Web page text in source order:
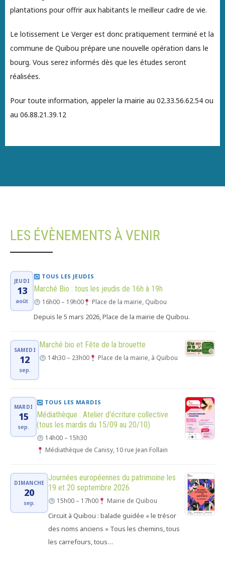
plantations pour offrir aux habitants le meilleur cadre de vie.
Le lotissement Le Verger est donc pratiquement terminé et la
commune de Quibou prépare une nouvelle opération dans le
bourg. Vous serez informés dès que les études seront
réalisées.
Pour toute information, appeler la mairie au 02.33.56.62.54 ou
au 06.88.21.39.12
LES ÉVÈNEMENTS À VENIR
JEUDI
13
août
TOUS LES JEUDIS
Marché Bio : tous les jeudis de 16h à 19h
16h00 – 19h00 Place de la mairie, Quibou
Depuis le 5 mars 2026, Place de la mairie de Quibou.
SAMEDI
12
sep.
Marché bio et Fête de la brouette
14h30 – 23h00 Place de la mairie, à Quibou
MARDI
15
sep.
TOUS LES MARDIS
Médiathèque : Atelier d'écriture collective
(tous les mardis du 15/09 au 20/10)
14h00 – 15h30
Médiathèque de Canisy, 10 rue Jean Follain
DIMANCHE
20
sep.
Journées européennes du patrimoine les
19 et 20 septembre 2026
15h00 – 17h00 Mairie de Quibou
Circuit à Quibou : balade guidée « le trésor
des noms anciens » Tous les chemins, tous
les carrefours, tous…